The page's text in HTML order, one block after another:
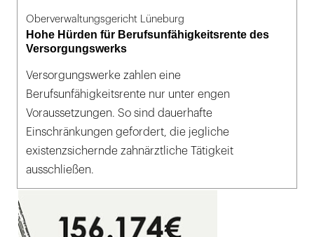
Oberverwaltungsgericht Lüneburg
Hohe Hürden für Berufsunfähigkeitsrente des
Versorgungswerks
Versorgungswerke zahlen eine
Berufsunfähigkeitsrente nur unter engen
Voraussetzungen. So sind dauerhafte
Einschränkungen gefordert, die jegliche
existenzsichernde zahnärztliche Tätigkeit
ausschließen.